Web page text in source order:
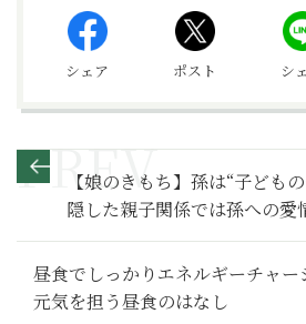
シェア ポスト シ
【娘のきもち】孫は“子ども
隠した親子関係では孫への愛
その1～
昼食でしっかりエネルギーチャー
元気を担う昼食のはなし